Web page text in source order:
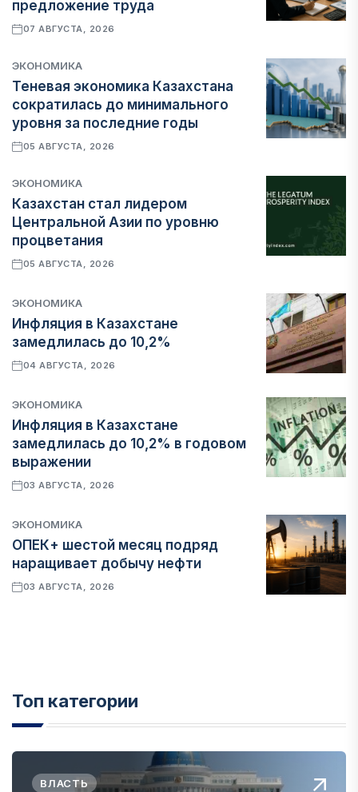
предложение труда
07 АВГУСТА, 2026
ЭКОНОМИКА
Теневая экономика Казахстана
сократилась до минимального
уровня за последние годы
05 АВГУСТА, 2026
ЭКОНОМИКА
Казахстан стал лидером
Центральной Азии по уровню
процветания
05 АВГУСТА, 2026
ЭКОНОМИКА
Инфляция в Казахстане
замедлилась до 10,2%
04 АВГУСТА, 2026
ЭКОНОМИКА
Инфляция в Казахстане
замедлилась до 10,2% в годовом
выражении
03 АВГУСТА, 2026
ЭКОНОМИКА
ОПЕК+ шестой месяц подряд
наращивает добычу нефти
03 АВГУСТА, 2026
Топ категории
ВЛАСТЬ